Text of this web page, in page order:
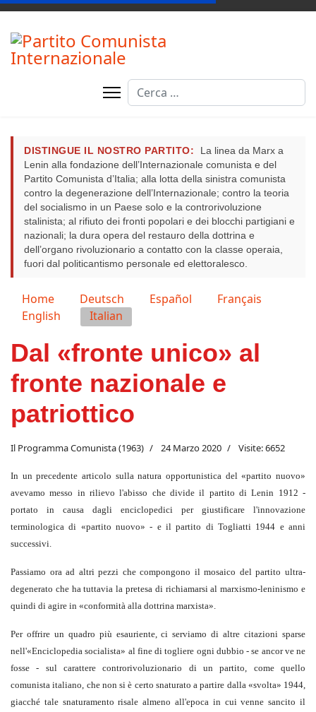
Cerca
DISTINGUE IL NOSTRO PARTITO:
La linea da Marx a
Lenin alla fondazione dell’Internazionale comunista e del
Partito Comunista d’Italia; alla lotta della sinistra comunista
contro la degenerazione dell’Internazionale; contro la teoria
del socialismo in un Paese solo e la controrivoluzione
stalinista; al rifiuto dei fronti popolari e dei blocchi partigiani e
nazionali; la dura opera del restauro della dottrina e
dell’organo rivoluzionario a contatto con la classe operaia,
fuori dal politicantismo personale ed elettoralesco.
Seleziona la tua lingua
Home Deutsch Español
Français
English
Italian
Dal «fronte unico» al
fronte nazionale e
patriottico
Il Programma Comunista (1963) 24 Marzo 2020 Visite: 6652
In un precedente articolo sulla natura opportunistica del «partito nuovo»
avevamo messo in rilievo l'abisso che divide il partito di Lenin 1912 -
portato in causa dagli enciclopedici per giustificare l'innovazione
terminologica di «partito nuovo» - e il partito di Togliatti 1944 e anni
successivi.
Passiamo ora ad altri pezzi che compongono il mosaico del partito ultra-
degenerato che ha tuttavia la pretesa di richiamarsi al marxismo-leninismo e
quindi di agire in «conformità alla dottrina marxista».
Per offrire un quadro più esauriente, ci serviamo di altre citazioni sparse
nell'«Enciclopedia socialista» al fine di togliere ogni dubbio - se ancor ve ne
fosse - sul carattere controrivoluzionario di un partito, come quello
comunista italiano, che non si è certo snaturato a partire dalla «svolta» 1944,
giacché tale snaturamento risale almeno all'epoca in cui venne sancito il